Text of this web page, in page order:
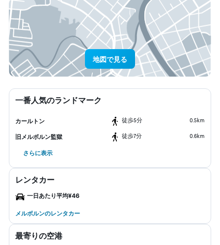
地図で見る
一番人気のランドマーク
カールトン ​徒歩5分 0.5km
旧メルボルン監獄 ​徒歩7分 0.6km
さらに表示
レンタカー
一日あたり平均¥46
メルボルンのレンタカー
最寄りの空港